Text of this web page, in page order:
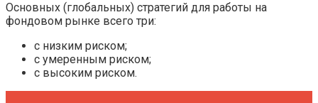
Основных (глобальных) стратегий для работы на
фондовом рынке всего три:
с низким риском;
с умеренным риском;
с высоким риском.